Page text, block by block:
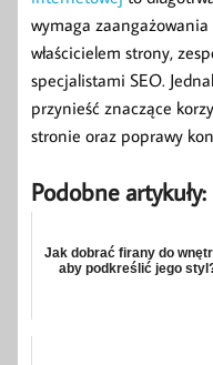
wymaga zaangażowania
właścicielem strony,
specjalistami SEO.
przynieść znaczące
stronie oraz poprawy
Podobne artykuły:
Jak dobrać firany do
aby podkreślić jego